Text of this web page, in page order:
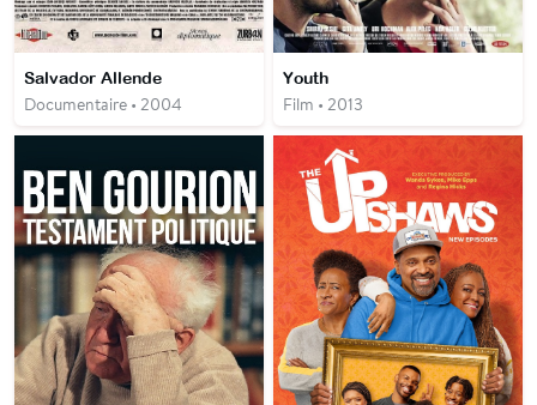
Salvador Allende
Documentaire • 2004
Youth
Film • 2013